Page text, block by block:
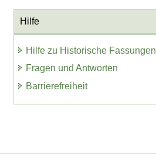
Hilfe
Hilfe zu Historische Fassungen
Fragen und Antworten
Barrierefreiheit